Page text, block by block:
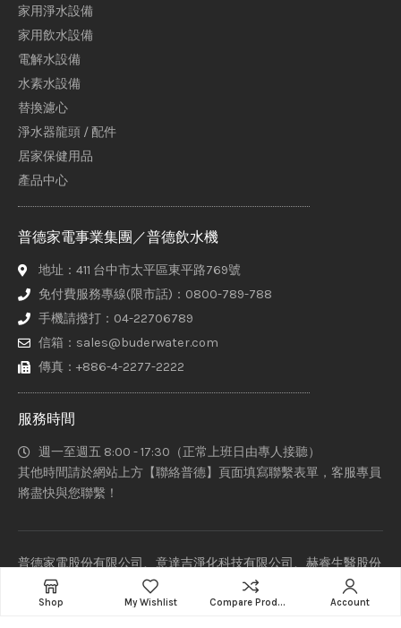
家用淨水設備
家用飲水設備
電解水設備
水素水設備
替換濾心
淨水器龍頭 / 配件
居家保健用品
產品中心
普德家電事業集團／普德飲水機
地址：411 台中市太平區東平路769號
免付費服務專線(限市話)：0800-789-788
手機請撥打：04-22706789
信箱：sales@buderwater.com
傳真：+886-4-2277-2222
服務時間
週一至週五 8:00 - 17:30（正常上班日由專人接聽）
其他時間請於網站上方【聯絡普德】頁面填寫聯繫表單，客服專員
將盡快與您聯繫！
普德家電股份有限公司、意達吉淨化科技有限公司、赫睿生醫股份
有限公司 Copyright © 2021-2022 Designed By
Staruphackers
Lab.
Shop My Wishlist Compare Products Account